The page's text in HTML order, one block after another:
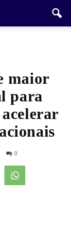
maior
para
0